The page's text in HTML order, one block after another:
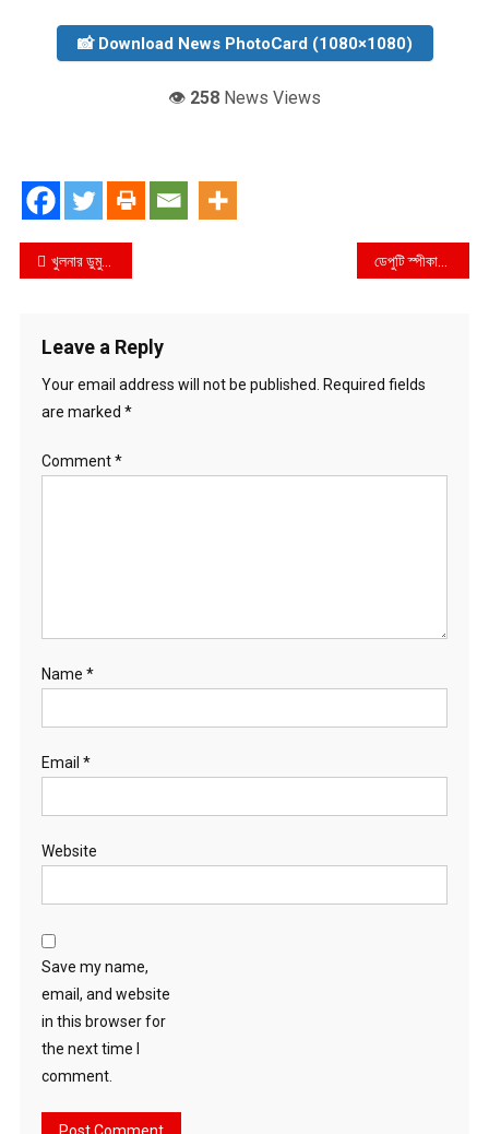
📸 Download News PhotoCard (1080×1080)
👁️ 258 News Views
Post
খুলনার ডুমুরিয়ায় জমে উঠছে খর্নিয়া পশুহাট, চাহিদা বেশি মাঝারি গরুর
Leave a Reply
Your email address will not be published.
Required fields
are marked *
Comment*
Name *
Email *
Website
Save my name,
email, and website
in this browser for
the next time I
comment.